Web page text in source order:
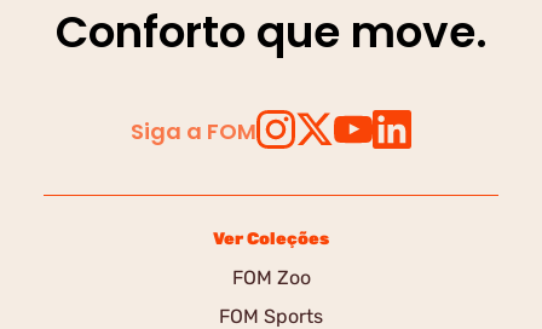
Conforto que move.
Siga a FOM
Ver Coleções
FOM Zoo
FOM Sports